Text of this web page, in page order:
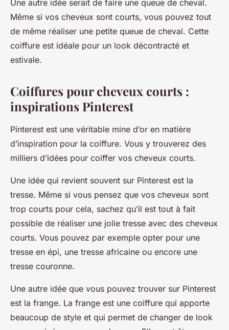
Une autre idée serait de faire une queue de cheval.
Même si vos cheveux sont courts, vous pouvez tout
de même réaliser une petite queue de cheval. Cette
coiffure est idéale pour un look décontracté et
estivale.
Coiffures pour cheveux courts :
inspirations Pinterest
Pinterest est une véritable mine d’or en matière
d’inspiration pour la coiffure. Vous y trouverez des
milliers d’idées pour coiffer vos cheveux courts.
Une idée qui revient souvent sur Pinterest est la
tresse. Même si vous pensez que vos cheveux sont
trop courts pour cela, sachez qu’il est tout à fait
possible de réaliser une jolie tresse avec des cheveux
courts. Vous pouvez par exemple opter pour une
tresse en épi, une tresse africaine ou encore une
tresse couronne.
Une autre idée que vous pouvez trouver sur Pinterest
est la frange. La frange est une coiffure qui apporte
beaucoup de style et qui permet de changer de look